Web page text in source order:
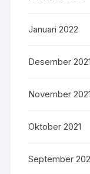
Januari 2022
Desember 2021
November 2021
Oktober 2021
September